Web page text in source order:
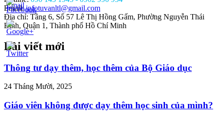
phu-
Email:infotuvanltl@gmail.com
Địa chỉ: Tầng 6, Số 57 Lê Thị Hồng Gấm, Phường Nguyễn Thái
Bình, Quận 1, Thành phố Hồ Chí Minh
Bài viết mới
Thông tư dạy thêm, học thêm của Bộ Giáo dục
24 Tháng Mười, 2025
Giáo viên không được dạy thêm học sinh của mình?